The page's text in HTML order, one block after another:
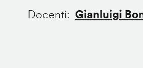
Docenti
Gianluigi